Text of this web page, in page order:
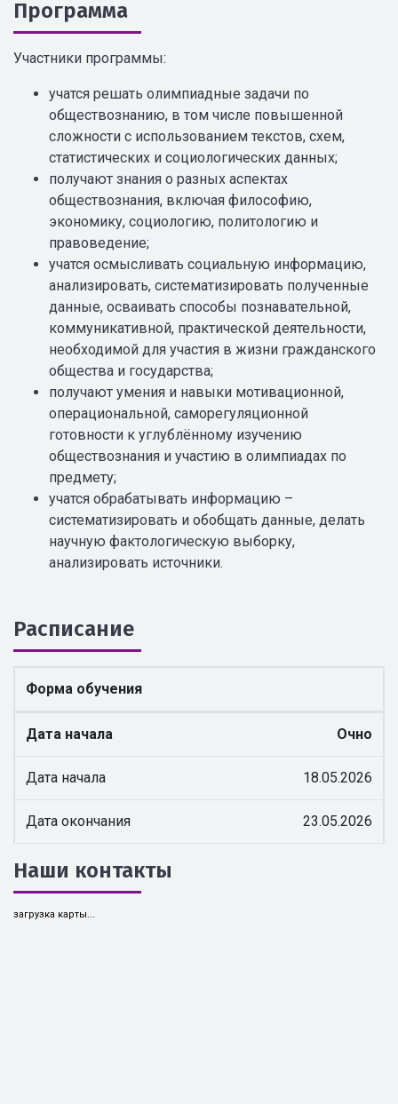
Программа
Участники программы:
учатся решать олимпиадные задачи по
обществознанию, в том числе повышенной
сложности с использованием текстов, схем,
статистических и социологических данных;
получают знания о разных аспектах
обществознания, включая философию,
экономику, социологию, политологию и
правоведение;
учатся осмысливать социальную информацию,
анализировать, систематизировать полученные
данные, осваивать способы познавательной,
коммуникативной, практической деятельности,
необходимой для участия в жизни гражданского
общества и государства;
получают умения и навыки мотивационной,
операциональной, саморегуляционной
готовности к углублённому изучению
обществознания и участию в олимпиадах по
предмету;
учатся обрабатывать информацию –
систематизировать и обобщать данные, делать
научную фактологическую выборку,
анализировать источники.
Расписание
Форма обучения
Дата начала Очно
Дата начала 18.05.2026
Дата окончания 23.05.2026
Наши контакты
загрузка карты...